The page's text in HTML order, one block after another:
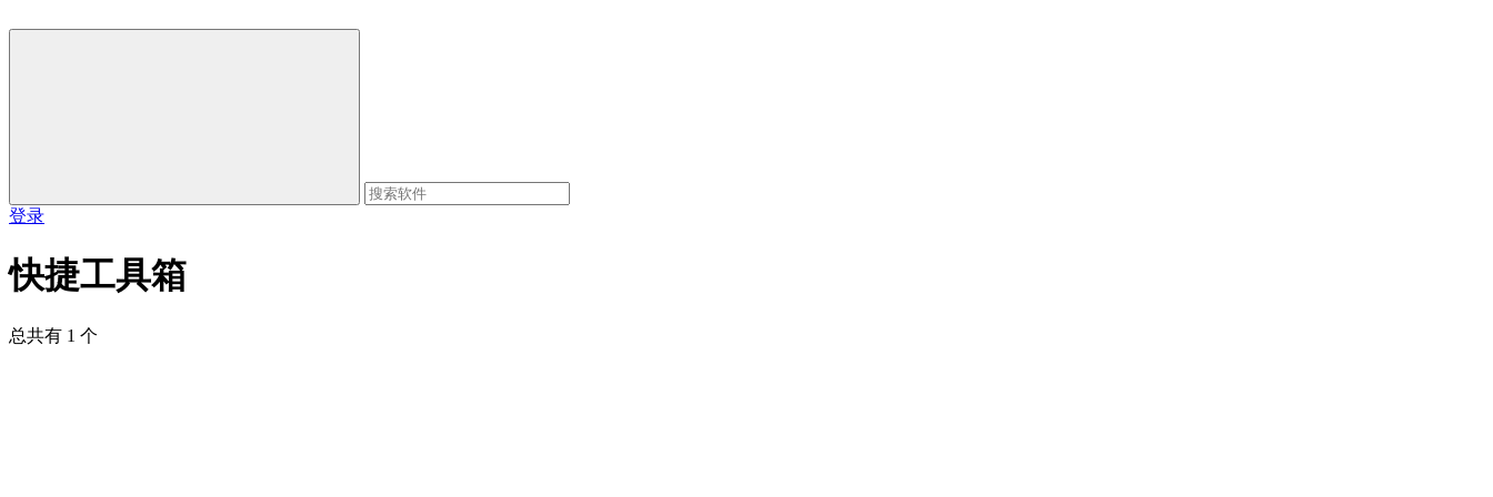
登录
快捷工具箱
总共有 1 个